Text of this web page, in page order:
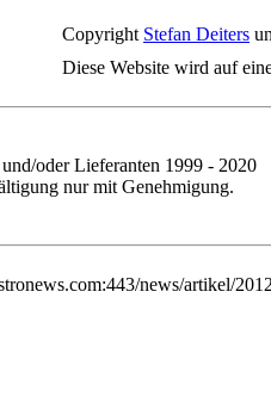
Copyright Stefan Deiters
Diese Website wird auf
oder Lieferanten 1999 - 2020
nur mit Genehmigung.
news/artikel/